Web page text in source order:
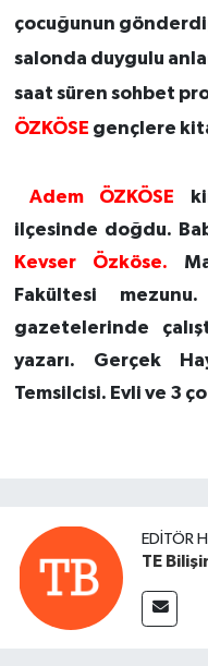
çocuğunun
salonda duygulu
saat süren sohbet
ÖZKÖSE gençlere
Adem ÖZKÖSE
ilçesinde doğdu.
Kevser Özköse.
Fakültesi
gazetelerinde
yazarı. Gerçek
Temsilcisi. Evli ve 3
EDITÖR
TE